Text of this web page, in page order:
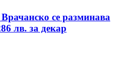
се разминава
лв. за декар